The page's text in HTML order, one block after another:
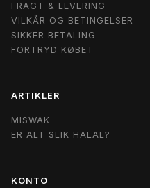
FRAGT & LEVERING
VILKÅR OG BETINGELSER
SIKKER BETALING
FORTRYD KØBET
ARTIKLER
MISWAK
ER ALT SLIK HALAL?
KONTO